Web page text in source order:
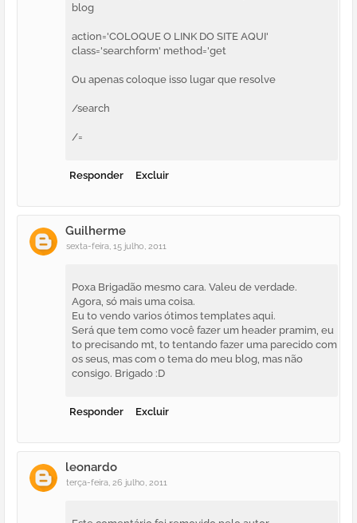
blog
action='COLOQUE O LINK DO SITE AQUI'
class='searchform' method='get
Ou apenas coloque isso lugar que resolve
/search
/=
Responder Excluir
Guilherme
sexta-feira, 15 julho, 2011
Poxa Brigadão mesmo cara. Valeu de verdade.
Agora, só mais uma coisa.
Eu to vendo varios ótimos templates aqui.
Será que tem como você fazer um header pramim, eu
to precisando mt, to tentando fazer uma parecido com
os seus, mas com o tema do meu blog, mas não
consigo. Brigado :D
Responder Excluir
leonardo
terça-feira, 26 julho, 2011